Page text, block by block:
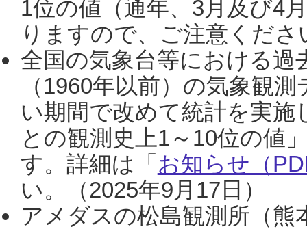
1位の値（通年、3月及び4
りますので、ご注意くだ
全国の気象台等における過
（1960年以前）の気象観
い期間で改めて統計を実
との観測史上1～10位の値
す。詳細は「 お知らせ（
い。（2025年9月17日）
アメダスの松島観測所（熊